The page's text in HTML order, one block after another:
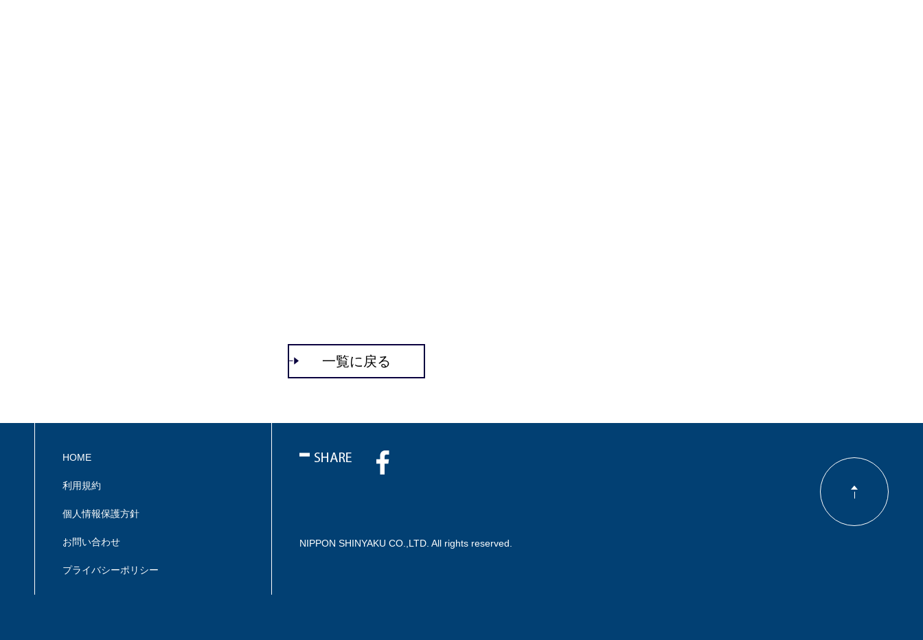
一覧に戻る
HOME
利用規約
個人情報保護方針
お問い合わせ
プライバシーポリシー
NIPPON SHINYAKU CO.,LTD. All rights reserved.